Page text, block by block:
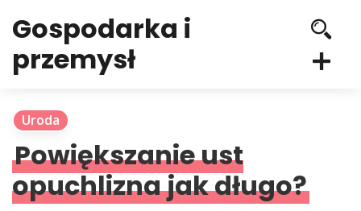
Gospodarka i
przemysł
Uroda
Powiększanie ust
opuchlizna jak długo?